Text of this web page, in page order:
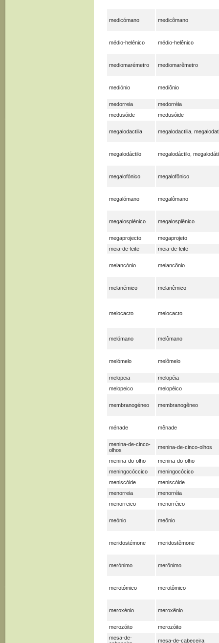
medicómano medicômano
médio-helénico médio-helênico
mediomarémetro mediomarêmetro
mediónio mediônio
medorreia
medorréia
medusóide
medusóide
megalodactilia megalodactilia,
megalodáctilo megalodáctilo,
megalofónico megalofônico
megalómano megalômano
megalosplénico megalosplênico
megaprojecto
megaprojeto
meia-de-leite
meia-de-leite
melancónio melancônio
melanémico melanêmico
melocacto melocacto
melómano melômano
melómelo melômelo
melopeia
melopéia
melopeico
melopéico
membranogéneo membranogêneo
ménade mênade
menina-de-cinco-
olhos
menina-de-cinco-olhos
menina-do-olho
menina-do-olho
meningocóccico
meningocócico
meniscóide
meniscóide
menorreia
menorréia
menorreico
menorréico
meónio meônio
meridostémone meridostêmone
merónimo merônimo
merotómico merotômico
meroxénio meroxênio
merozóito
merozóito
mesa-de-
mesa-de-cabeceira